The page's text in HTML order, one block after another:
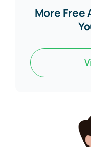
More Free